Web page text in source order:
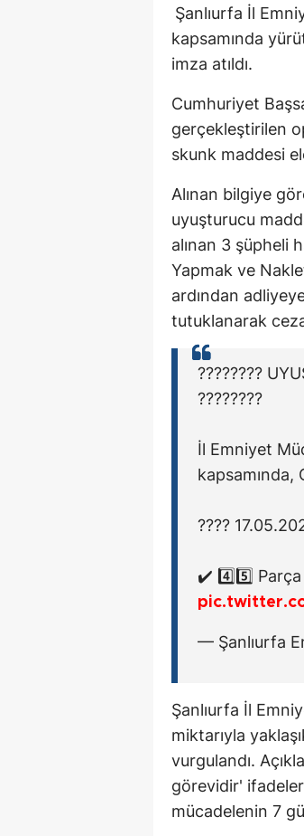
Şanlıurfa İl
kapsamında
imza atıldı.
Cumhuriyet
gerçekleştirilen
skunk maddesi
Alınan bilgiye
uyuşturucu
alınan 3 şüpheli
Yapmak ve
ardından
tutuklanarak
????????
????????
İl Emniyet
kapsamında,
????
✔️ 4️⃣5️⃣ Parça
— Şanlıurfa
Şanlıurfa İl
miktarıyla
vurgulandı.
görevidir'
mücadelenin 7